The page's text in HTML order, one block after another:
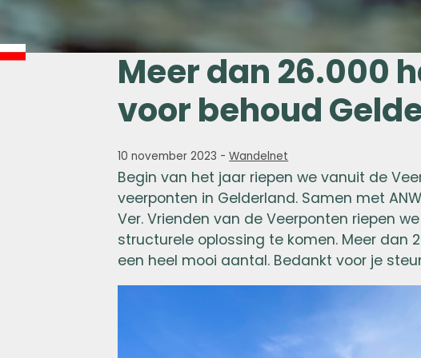
Meer dan 26.000
voor behoud
10 november 2023 -Wandelnet
Begin van het jaar riepen we vanuit de
veerponten in Gelderland. Samen met
Ver. Vrienden van de Veerponten riepen
structurele oplossing te komen. Meer dan
een heel mooi aantal. Bedankt voor je